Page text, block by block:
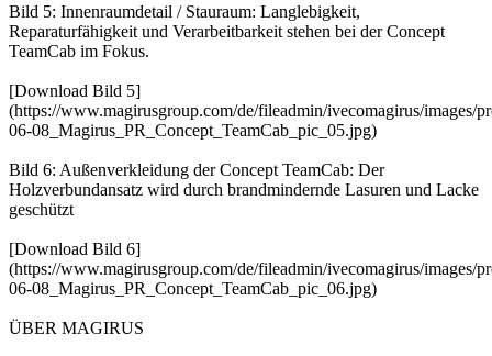
Bild 5: Innenraumdetail / Stauraum: Langlebigkeit,
Reparaturfähigkeit und Verarbeitbarkeit stehen bei der Concept
TeamCab im Fokus.
[Download Bild 5]
(https://www.magirusgroup.com/de/fileadmin/ivecomagirus/images/
06-08_Magirus_PR_Concept_TeamCab_pic_05.jpg)
Bild 6: Außenverkleidung der Concept TeamCab: Der
Holzverbundansatz wird durch brandmindernde Lasuren und Lacke
geschützt
[Download Bild 6]
(https://www.magirusgroup.com/de/fileadmin/ivecomagirus/images/
06-08_Magirus_PR_Concept_TeamCab_pic_06.jpg)
ÜBER MAGIRUS